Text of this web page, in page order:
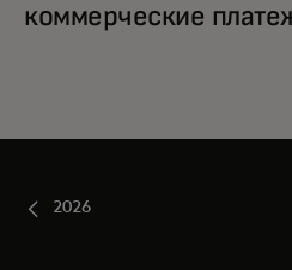
коммерческие
2026